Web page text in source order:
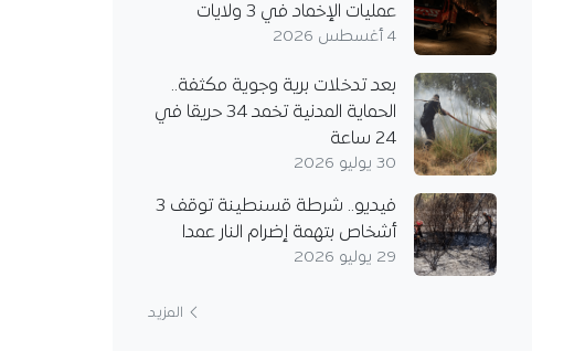
عمليات الإخماد في 3 ولايات
4 أغسطس 2026
بعد تدخلات برية وجوية مكثفة..
الحماية المدنية تخمد 34 حريقا في
24 ساعة
30 يوليو 2026
فيديو.. شرطة قسنطينة توقف 3
أشخاص بتهمة إضرام النار عمدا
29 يوليو 2026
المزيد